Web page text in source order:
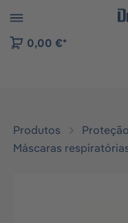
to B2B platform
0,00 €*
Produtos
Máscaras